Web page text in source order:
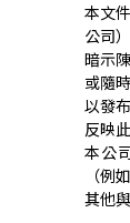
本文
公司
暗示
或隨
以發
反映
本公
（例
其他